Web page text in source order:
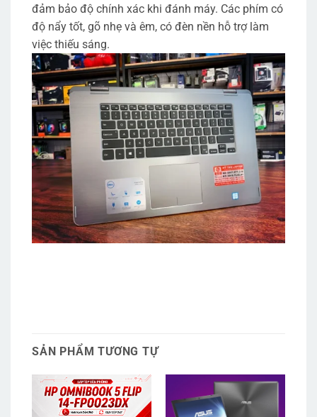
đảm bảo độ chính xác khi đánh máy. Các phím có
độ nẩy tốt, gõ nhẹ và êm, có đèn nền hỗ trợ làm
việc thiếu sáng.
SẢN PHẨM TƯƠNG TỰ